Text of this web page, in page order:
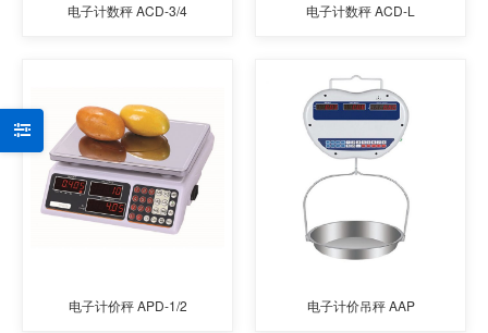
电子计数秤 ACD-3/4 电子计数秤 ACD-L
电子计价秤 APD-1/2 电子计价吊秤 AAP